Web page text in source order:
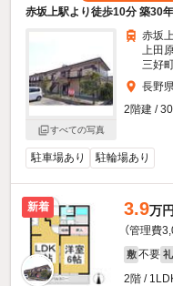
赤坂上駅より徒歩10分 築30
すべての写真
赤坂
上田
三好
長野
2階建 /
駐車場あり 駐輪場あり
新着 3.9万円
（管理費
敷 不要 礼
2階 /